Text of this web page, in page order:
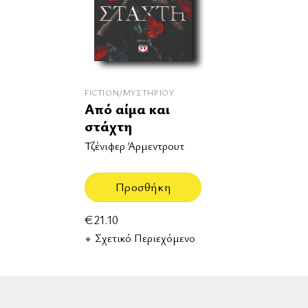
FICTION/ΜΥΣΤΗΡΊΟΥ
Από αίμα και
στάχτη
Τζένιφερ Άρμεντρουτ
Προσθήκη
€21.10
Σχετικό Περιεχόμενο